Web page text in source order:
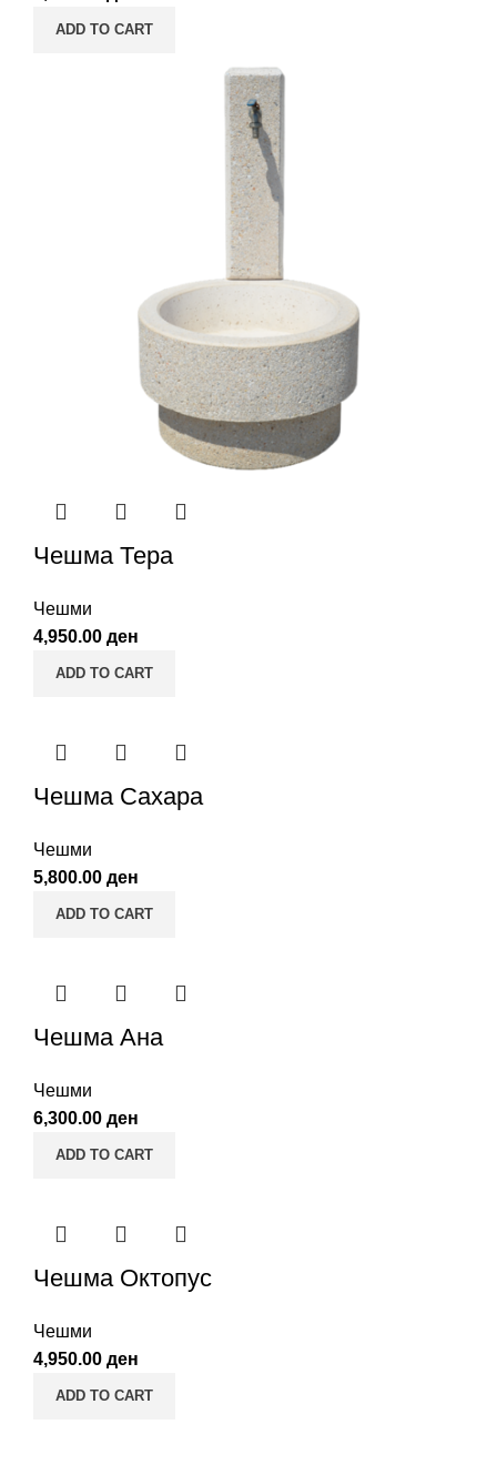
ADD TO CART
Чешма Тера
Чешми
4,950.00 ден
ADD TO CART
Чешма Сахара
Чешми
5,800.00 ден
ADD TO CART
Чешма Ана
Чешми
6,300.00 ден
ADD TO CART
Чешма Октопус
Чешми
4,950.00 ден
ADD TO CART